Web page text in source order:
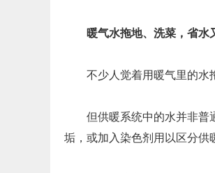
暖气水拖地、洗菜，省水
不少人觉着用暖气里的水
但供暖系统中的水并非普
垢，或加入染色剂用以区分供